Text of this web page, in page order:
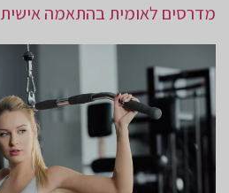
מדרסים לאומית בהתאמה אישית